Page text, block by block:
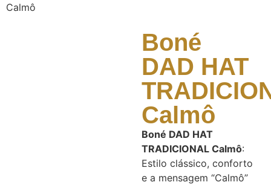
Calmô
Boné
DAD HAT
Calmô
Boné DAD HAT
TRADICIONAL Calmô:
Estilo clássico, conforto
e a mensagem “Calmô”